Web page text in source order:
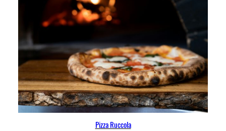
Pizza Ruccola